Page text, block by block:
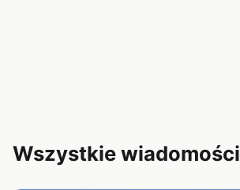
Wszystkie wiadomości